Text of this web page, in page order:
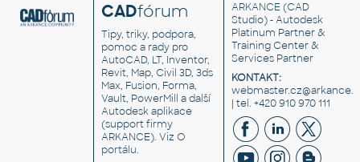
CADfórum
Tipy, triky, podpora,
pomoc a rady pro
AutoCAD, LT, Inventor,
Revit, Map, Civil 3D, 3ds
Max, Fusion, Forma,
Vault, PowerMill a další
Autodesk aplikace
(support firmy
ARKANCE). VizO
portálu.
ARKANCE (CAD
Studio) - Autodesk
Platinum Partner &
Training Center &
Services Partner
KONTAKT:
| tel. +420 910 970 111